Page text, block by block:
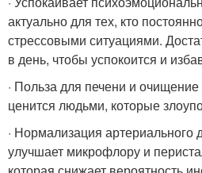
актуально для тех, кто
стрессовыми ситуациями.
в день, чтобы успокоится и
· Польза для печени и
ценится людьми, которые
· Нормализация артериального
улучшает микрофлору и